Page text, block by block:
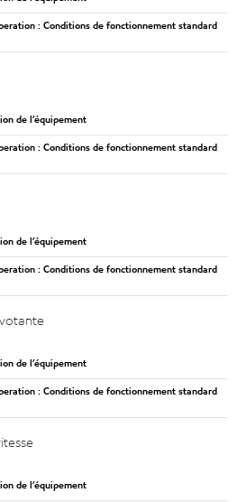
: Conditions de fonctionnement standard
de l’équipement
: Conditions de fonctionnement standard
de l’équipement
: Conditions de fonctionnement standard
de l’équipement
: Conditions de fonctionnement standard
de l’équipement